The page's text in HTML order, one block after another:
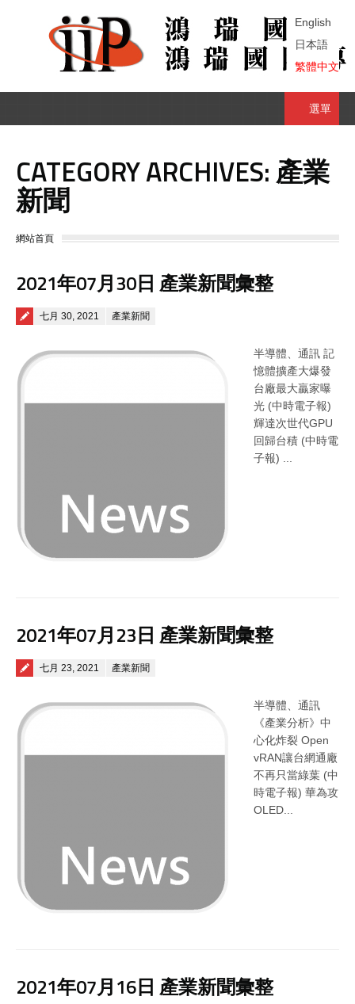
English
日本語
繁體中文
選單
CATEGORY ARCHIVES:產業
新聞
You are here:
網站首頁
2021年07月30日 產業新聞彙整
Posted on
七月 30, 2021 產業新聞
半導體、通訊 記
憶體擴產大爆發
台廠最大贏家曝
光 (中時電子報)
輝達次世代GPU
回歸台積 (中時電
子報) ...
2021年07月23日 產業新聞彙整
Posted on
七月 23, 2021 產業新聞
半導體、通訊
《產業分析》中
心化炸裂 Open
vRAN讓台網通廠
不再只當綠葉 (中
時電子報) 華為攻
OLED...
2021年07月16日 產業新聞彙整